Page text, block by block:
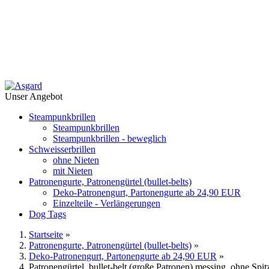
Unser Angebot
Steampunkbrillen
Steampunkbrillen
Steampunkbrillen - beweglich
Schweisserbrillen
ohne Nieten
mit Nieten
Patronengurte, Patronengürtel (bullet-belts)
Deko-Patronengurt, Partonengurte ab 24,90 EUR
Einzelteile - Verlängerungen
Dog Tags
Startseite »
Patronengurte, Patronengürtel (bullet-belts) »
Deko-Patronengurt, Partonengurte ab 24,90 EUR »
Patronengürtel, bullet-belt (große Patronen) messing, ohne